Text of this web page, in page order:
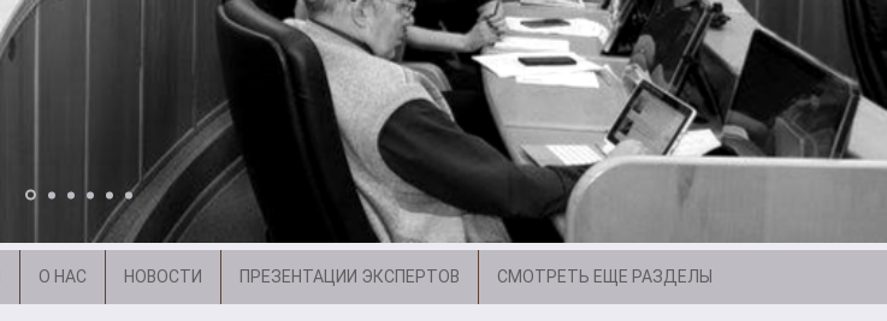
О НАС НОВОСТИ ПРЕЗЕНТАЦИИ ЭКСПЕРТОВ СМОТРЕТЬ ЕЩЕ РАЗДЕЛЫ